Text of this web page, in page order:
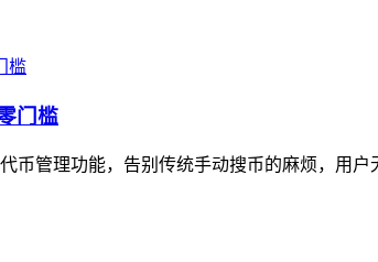
门槛
币管理功能，告别传统手动搜币的麻烦，用